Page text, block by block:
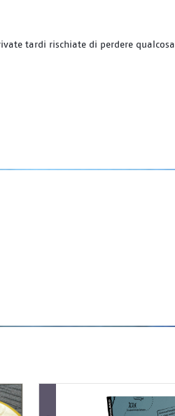
tardi rischiate di perdere qualcosa.